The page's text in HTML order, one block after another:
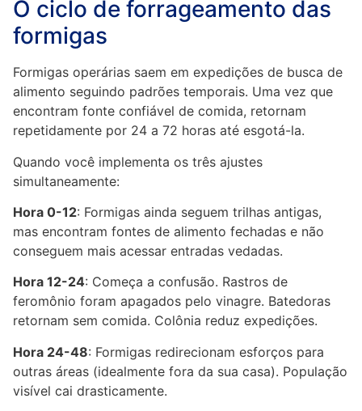
O ciclo de forrageamento das
formigas
Formigas operárias saem em expedições de busca de
alimento seguindo padrões temporais. Uma vez que
encontram fonte confiável de comida, retornam
repetidamente por 24 a 72 horas até esgotá-la.
Quando você implementa os três ajustes
simultaneamente:
Hora 0-12: Formigas ainda seguem trilhas antigas,
mas encontram fontes de alimento fechadas e não
conseguem mais acessar entradas vedadas.
Hora 12-24: Começa a confusão. Rastros de
feromônio foram apagados pelo vinagre. Batedoras
retornam sem comida. Colônia reduz expedições.
Hora 24-48: Formigas redirecionam esforços para
outras áreas (idealmente fora da sua casa). População
visível cai drasticamente.